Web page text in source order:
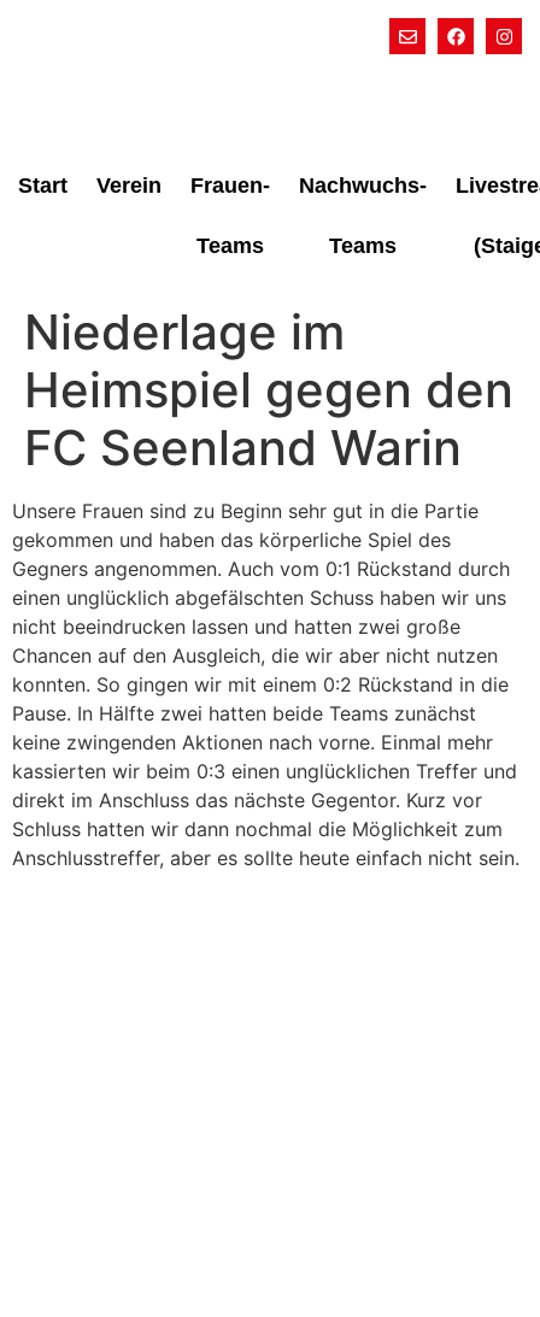
Start Verein Frauen-
Teams
Nachwuchs-
Teams
Niederlage im
Heimspiel gegen den
FC Seenland Warin
Unsere Frauen sind zu Beginn sehr gut in die Partie
gekommen und haben das körperliche Spiel des
Gegners angenommen. Auch vom 0:1 Rückstand durch
einen unglücklich abgefälschten Schuss haben wir uns
nicht beeindrucken lassen und hatten zwei große
Chancen auf den Ausgleich, die wir aber nicht nutzen
konnten. So gingen wir mit einem 0:2 Rückstand in die
Pause. In Hälfte zwei hatten beide Teams zunächst
keine zwingenden Aktionen nach vorne. Einmal mehr
kassierten wir beim 0:3 einen unglücklichen Treffer und
direkt im Anschluss das nächste Gegentor. Kurz vor
Schluss hatten wir dann nochmal die Möglichkeit zum
Anschlusstreffer, aber es sollte heute einfach nicht sein.